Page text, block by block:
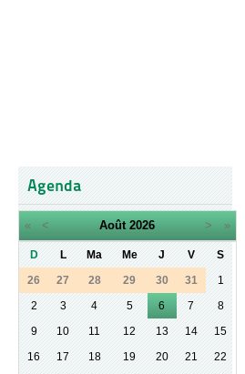
Agenda
« < Août 2026 > »
D L Ma Me J V
S
26
27 28 29 30 31
1
2
3 4 5 6 7
8
9
10 11 12 13 14
15
16
17 18 19 20 21
22